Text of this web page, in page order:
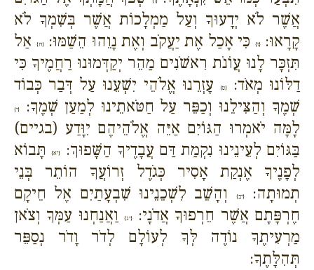
אֲשֶׁר לֹא יְדָעוּךָ וְעַל מַמְלָכוֹת אֲשֶׁר בְּשִׁמְךָ לֹא
קָרָאוּ:{ז} כִּי אָכַל אֶת יַעֲקֹב וְאֶת נָוֵהוּ הֵשַׁמּוּ:{ח}
אַל
תִּזְכָּר לָנוּ עֲוֹנֹת רִאשֹׁנִים מַהֵר יְקַדְּמוּנוּ רַחֲמֶיךָ כִּי
דַלּוֹנוּ מְאֹד:{ט}
עָזְרֵנוּ אֱלֹהֵי יִשְׁעֵנוּ עַל דְּבַר כְּבוֹד
שְׁמֶךָ וְהַצִּילֵנוּ וְכַפֵּר עַל חַטֹּאתֵינוּ לְמַעַן שְׁמֶךָ:
{י}
לָמָּה יֹאמְרוּ הַגּוֹיִם אַיֵּה אֱלֹהֵיהֶם יִוָּדַע (בגיים)
בַּגּוֹיִם לְעֵינֵינוּ נִקְמַת דַּם עֲבָדֶיךָ הַשָּׁפוּךְ:
{יא}תָּבוֹא
לְפָנֶיךָ אֶנְקַת אָסִיר כְּגֹדֶל זְרוֹעֲךָ הוֹתֵר בְּנֵי
תְמוּתָה:{יב}
וְהָשֵׁב לִשְׁכֵנֵינוּ שִׁבְעָתַיִם אֶל חֵיקָם
חֶרְפָּתָם אֲשֶׁר חֵרְפוּךָ אֲדֹנָי:{יג}
וַאֲנַחְנוּ עַמְּךָ וְצֹאן
מַרְעִיתֶךָ נוֹדֶה לְּךָ לְעוֹלָם לְדֹר וָדֹר נְסַפֵּר
תְּהִלָּתֶךָ: